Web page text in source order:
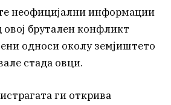
неофицијални информации
овој брутален конфликт
односи околу земјиштето
стада овци.
ги открива